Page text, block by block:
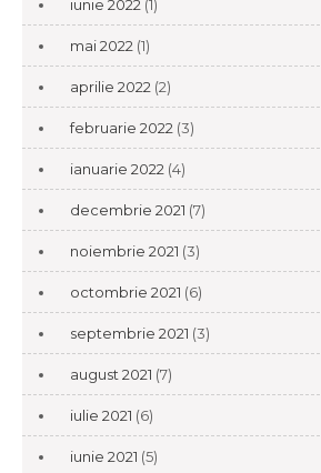
iunie 2022 (1)
mai 2022 (1)
aprilie 2022 (2)
februarie 2022 (3)
ianuarie 2022 (4)
decembrie 2021 (7)
noiembrie 2021 (3)
octombrie 2021 (6)
septembrie 2021 (3)
august 2021 (7)
iulie 2021 (6)
iunie 2021 (5)